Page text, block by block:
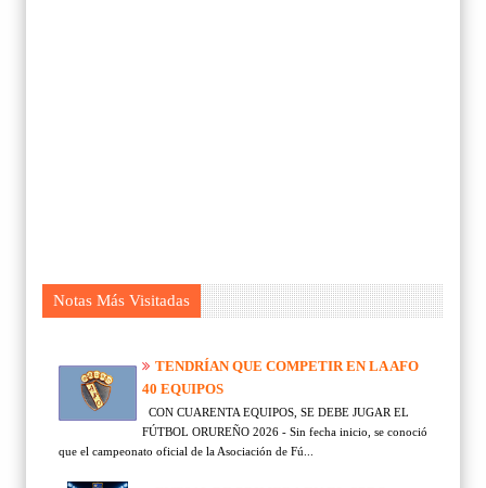
Notas Más Visitadas
TENDRÍAN QUE COMPETIR EN LA AFO
40 EQUIPOS
CON CUARENTA EQUIPOS, SE DEBE JUGAR EL
FÚTBOL ORUREÑO 2026 - Sin fecha inicio, se conoció
que el campeonato oficial de la Asociación de Fú...